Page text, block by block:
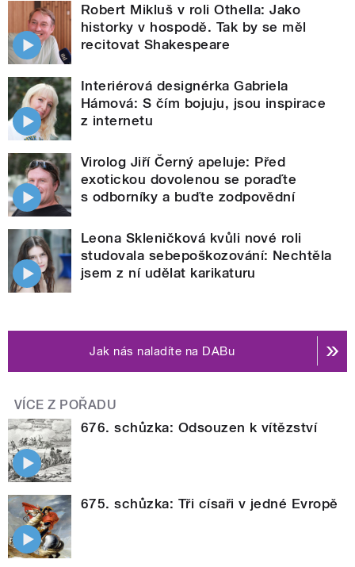
Robert Mikluš v roli Othella: Jako
historky v hospodě. Tak by se měl
recitovat Shakespeare
Interiérová designérka Gabriela
Hámová: S čím bojuju, jsou inspirace
z internetu
Virolog Jiří Černý apeluje: Před
exotickou dovolenou se poraďte
s odborníky a buďte zodpovědní
Leona Skleničková kvůli nové roli
studovala sebepoškozování: Nechtěla
jsem z ní udělat karikaturu
Jak nás naladíte na DABu
VÍCE Z POŘADU
676. schůzka: Odsouzen k vítězství
675. schůzka: Tři císaři v jedné Evropě